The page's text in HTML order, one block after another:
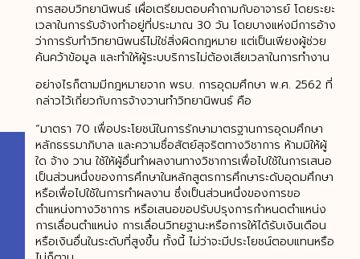
การสอบวิทยานิพนธ์ เผื่อเตรียมตอบคำถามกับอาจารย์ โดยระยะ
เวลาในการรับจ้างทำอยู่ที่ประมาณ 30 วัน โดยบางแห่งมีการอ้าง
ว่าการรับทำวิทยานิพนธ์ไม่ใช่สิ่งผิดกฎหมาย แต่เป็นเพียงผู้ช่วย
ค้นคว้าข้อมูล และทำให้ผู้ระบบริการไม่ต้องเสียเวลาในการทำงาน
อย่างไรก็ตามมีกฎหมายจาก พรบ. การอุดมศึกษา พ.ศ. 2562 ที่
กล่าวไว้เกี่ยวกับการจ้างวานทำวิทยานิพนธ์ คือ
“มาตรา 70 เพื่อประโยชน์ในการรักษามาตรฐานการอุดมศึกษา
หลักธรรมาภิบาล และความซื่อสัตย์สุจริตทางวิชาการ ห้ามมิให้ผู้
ใด จ้าง วาน ใช้ให้ผู้อื่นทำผลงานทางวิชาการเพื่อไปใช้ในการเสนอ
เป็นส่วนหนึ่งของการศึกษาในหลักสูตรการศึกษาระดับอุดมศึกษา
หรือเพื่อไปใช้ในการทำผลงาน ซึ่งเป็นส่วนหนึ่งของการขอ
ตำแหน่งทางวิชาการ หรือเสนอขอปรับปรุงการกำหนดตำแหน่ง
การเลื่อนตำแหน่ง การเลื่อนวิทยฐานะหรือการให้ได้รับเงินเดือน
หรือเงินอื่นในระดับที่สูงขึ้น ทั้งนี้ ไม่ว่าจะมีประโยชน์ตอบแทนหรือ